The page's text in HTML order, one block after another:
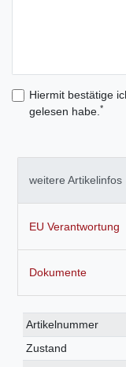
Hiermit bestätige
gelesen habe. *
weitere Artikelinfos
EU Verantwortung
Dokumente
Technisches
Merkmal
Wert
Artikelnummer
Zustand